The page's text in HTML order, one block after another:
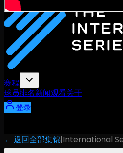
赛程
球员排名新闻观看关于
登录
← 返回全部集锦|International